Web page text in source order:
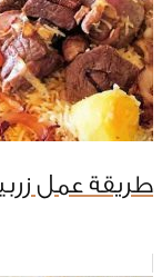
طريقة عمل